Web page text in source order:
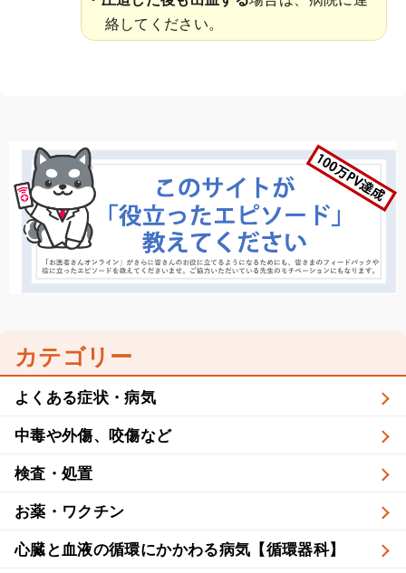
絡してください。
カテゴリー
よくある症状・病気
中毒や外傷、咬傷など
検査・処置
お薬・ワクチン
心臓と血液の循環にかかわる病気【循環器科】